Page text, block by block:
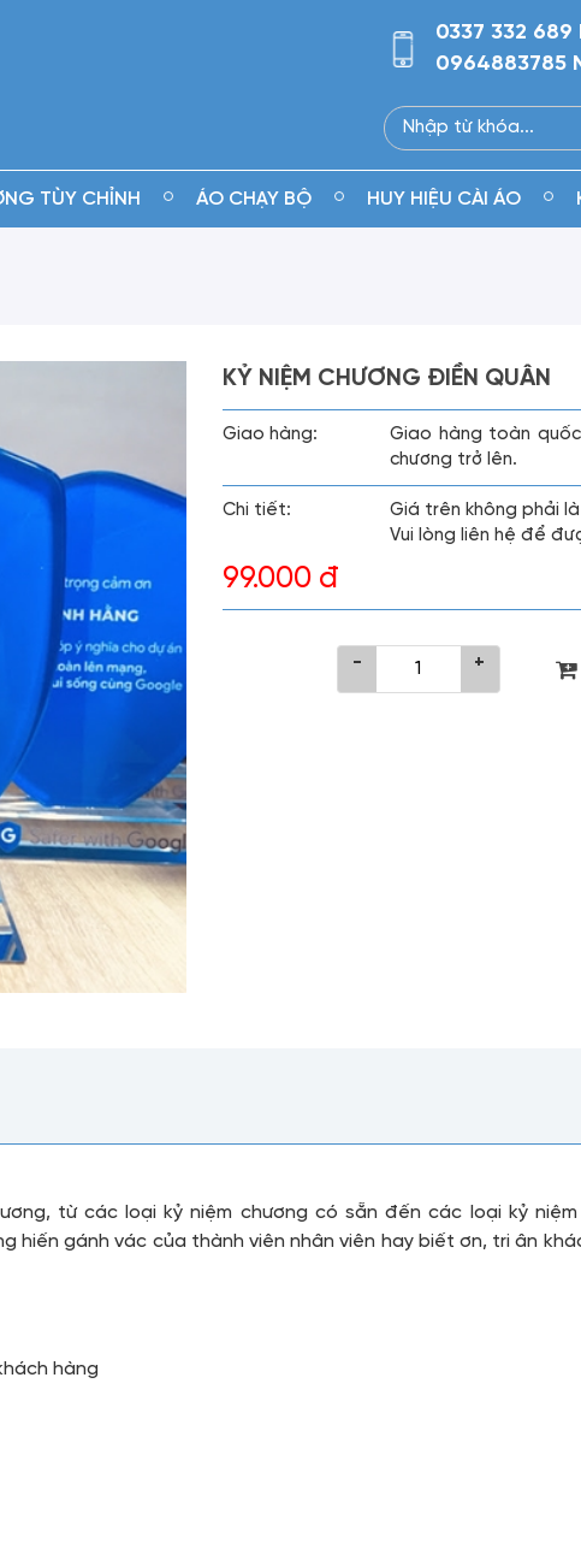
0337 332 689
0964883785
TÙY CHỈNH ÁO CHẠY BỘ HUY HIỆU CÀI ÁO
KỶ NIỆM CHƯƠNG ĐIỀN QUÂN
Giao hàng:
Giao hàng toàn
chương trở lên.
Chi tiết:
Giá trên không phải
Vui lòng liên hệ để
99.000 đ
- +
từ các loại kỷ niệm chương có sẵn đến các loại kỷ
hiến gánh vác của thành viên nhân viên hay biết ơn, tri ân
hàng